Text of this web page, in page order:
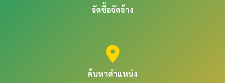
จัดซื้อจัดจ้าง
ค้นหาตำแหน่ง